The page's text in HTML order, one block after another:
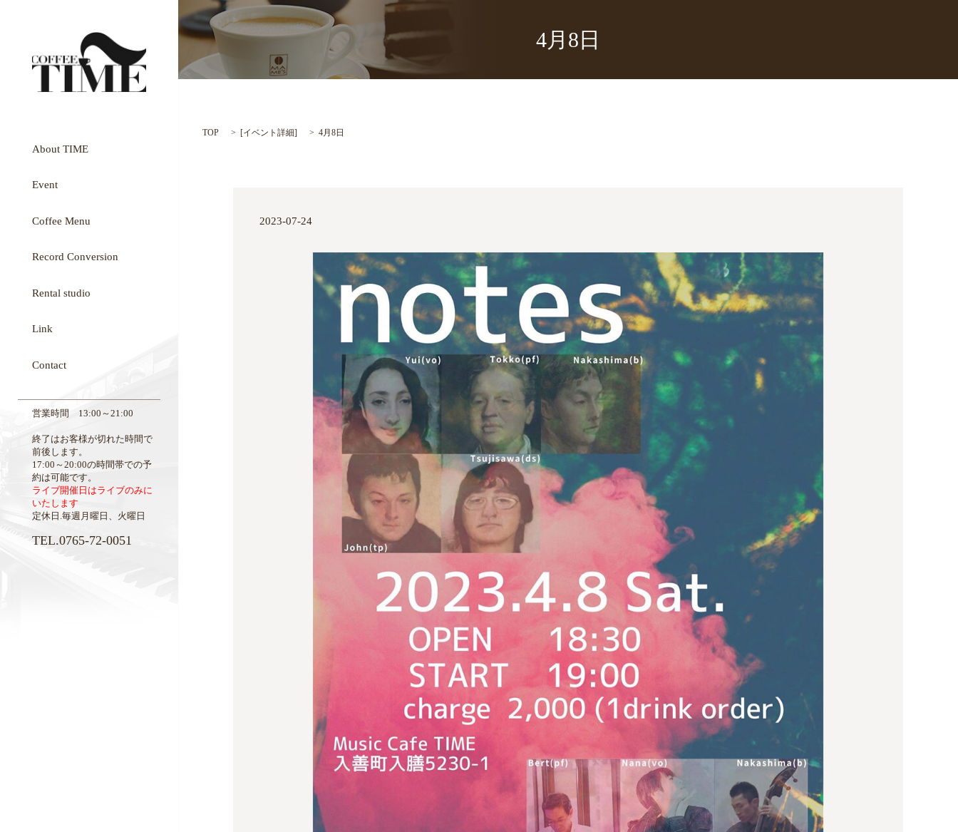
営業時間 13:00～21:00
終了はお客様が切れた時間で
前後します。
17:00～20:00の時間帯での予
約は可能です。
ライブ開催日はライブのみに
いたします
定休日.毎週月曜日、火曜日
TEL.0765-72-0051
About TIME
Event
Coffee Menu
Record Conversion
Rental studio
Link
Contact
4月8日
TOP [イベント詳細] 4月8日
2023-07-24